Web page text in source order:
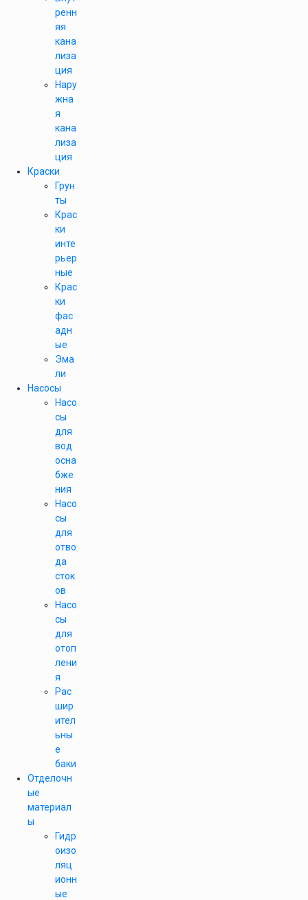
ренн
яя
кана
лиза
ция
Нару
жна
я
кана
лиза
ция
Краски
Грун
ты
Крас
ки
инте
рьер
ные
Крас
ки
фас
адн
ые
Эма
ли
Насосы
Насо
сы
для
вод
осна
бже
ния
Насо
сы
для
отво
да
сток
ов
Насо
сы
для
отоп
лени
я
Рас
шир
ител
ьны
е
баки
Отделочн
ые
материал
ы
Гидр
оизо
ляц
ионн
ые